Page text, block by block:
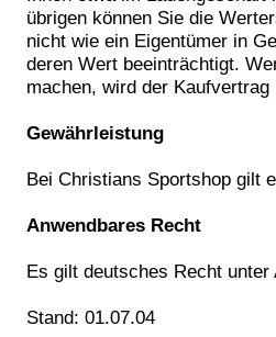
übrigen können Sie die
nicht wie ein Eigentümer in
deren Wert beeinträchtigt.
machen, wird der Kaufvertrag
Gewährleistung
Bei Christians Sportshop gilt
Anwendbares Recht
Es gilt deutsches Recht
Stand: 01.07.04